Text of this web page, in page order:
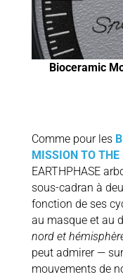
Bioceramic
Comme pour les
MISSION TO THE
EARTHPHASE
sous-cadran à
fonction de ses
au masque et au
nord et
peut admirer —
mouvements de